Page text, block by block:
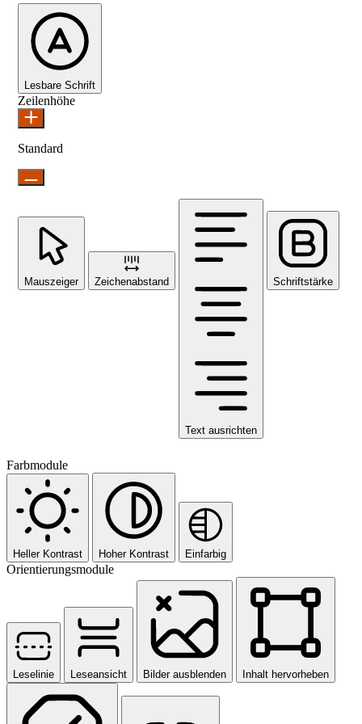
Lesbare Schrift
Zeilenhöhe
Standard
Mauszeiger Zeichenabstand
Text ausrichten
Schriftstärke
Farbmodule
Heller Kontrast Hoher Kontrast Einfarbig
Orientierungsmodule
Leselinie Leseansicht Bilder ausblenden Inhalt hervorheben